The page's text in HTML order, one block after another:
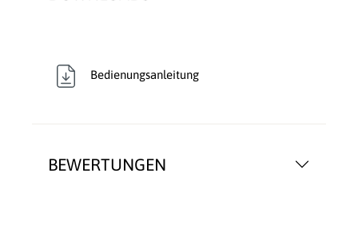
BEWERTUNGEN
Bedienungsanleitung